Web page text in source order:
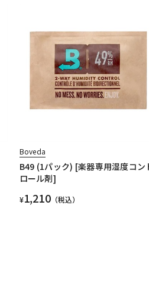
Boveda
B49 (1パック) [楽器専用湿度コン
ロール剤]
¥1,210（税込）